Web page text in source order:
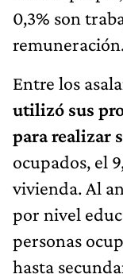
0,3% son
Entre los
utilizó sus
para realizar
ocupados, el
vivienda. Al
por nivel
personas
hasta